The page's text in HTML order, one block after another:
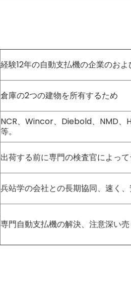
経験12年の自動支払機の企業のお
倉庫の2つの建物を所有するため
NCR、Wincor、Diebold、NMD、
等。
出荷する前に専門の検査官によっ
兵站学の会社との長期協同、速く
専門自動支払機の解決、注意深い